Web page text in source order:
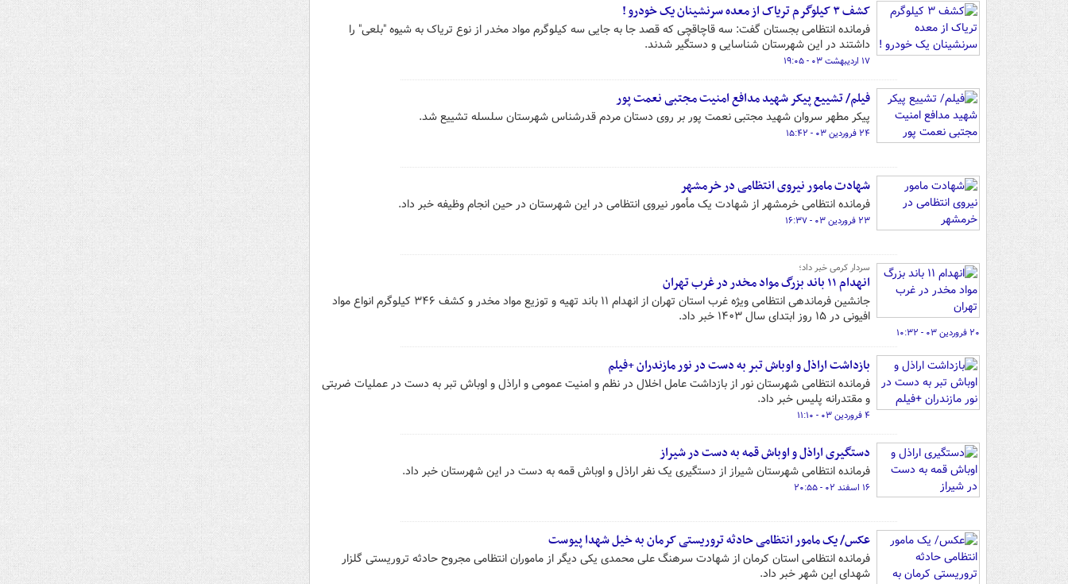
کشف ۳ کیلوگرم تریاک از معده سرنشینان یک خودرو !
فرمانده انتظامی بجستان گفت: سه قاچاقچی که قصد جا به جایی سه کیلوگرم مواد مخدر از نوع تریاک به شیوه "بلعی" را
داشتند در این شهرستان شناسایی و دستگیر شدند.
۱۷ اردیبهشت ۰۳ - ۱۹:۰۵
فیلم/ تشییع پیکر شهید مدافع امنیت مجتبی نعمت پور
پیکر مطهر سروان شهید مجتبی نعمت پور بر روی دستان مردم قدرشناس شهرستان سلسله تشییع شد.
۲۴ فروردین ۰۳ - ۱۵:۴۲
شهادت مامور نیروی انتظامی در خرمشهر
فرمانده انتظامی خرمشهر از شهادت یک مأمور نیروی انتظامی در این شهرستان در حین انجام وظیفه خبر داد.
۲۳ فروردین ۰۳ - ۱۶:۳۷
سردار کرمی خبر داد؛
انهدام ۱۱ باند بزرگ مواد مخدر در غرب تهران
جانشین فرماندهی انتظامی ویژه غرب استان تهران از انهدام ۱۱ باند تهیه و توزیع مواد مخدر و کشف ۳۴۶ کیلوگرم انواع مواد
افیونی در ۱۵ روز ابتدای سال ۱۴۰۳ خبر داد.
۲۰ فروردین ۰۳ - ۱۰:۳۲
بازداشت اراذل و اوباش تبر به دست در نور مازندران +فیلم
فرمانده انتظامی شهرستان نور از بازداشت عامل اخلال در نظم و امنیت عمومی و اراذل و اوباش تبر به دست در عملیات ضربتی
و مقتدرانه پلیس خبر داد.
۴ فروردین ۰۳ - ۱۱:۱۰
دستگیری اراذل و اوباش قمه به دست در شیراز
فرمانده انتظامی شهرستان شیراز از دستگیری یک نفر اراذل و اوباش قمه به دست در این شهرستان خبر داد.
۱۶ اسفند ۰۲ - ۲۰:۵۵
عکس/ یک مامور انتظامی حادثه تروریستی کرمان به خیل شهدا پیوست
فرمانده انتظامی استان کرمان از شهادت سرهنگ علی محمدی یکی دیگر از ماموران انتظامی مجروح حادثه تروریستی گلزار
شهدای این شهر خبر داد.